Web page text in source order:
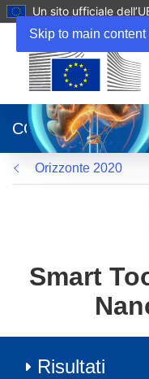
Skip to main content
Un sito ufficiale
apre
in
una
nuova
finestra)
CORDIS
Orizzonte 2020
Smart
Risultati